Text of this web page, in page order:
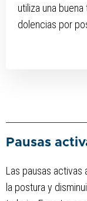
utiliza una
dolencias por
Pausas
Las pausas activas
la postura y